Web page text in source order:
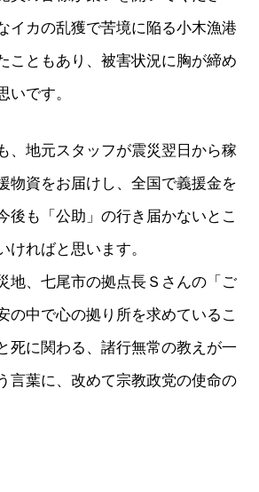
イカの乱獲で苦境に陥る小木漁港
こともあり、被害状況に胸が締め
いです。
、地元スタッフが震災翌日から稼
物資をお届けし、全国で義援金を
後も「公助」の行き届かないとこ
ければと思います。
地、七尾市の拠点長Ｓさんの「ご
の中で心の拠り所を求めているこ
死に関わる、諸行無常の教えが一
言葉に、改めて宗教政党の使命の